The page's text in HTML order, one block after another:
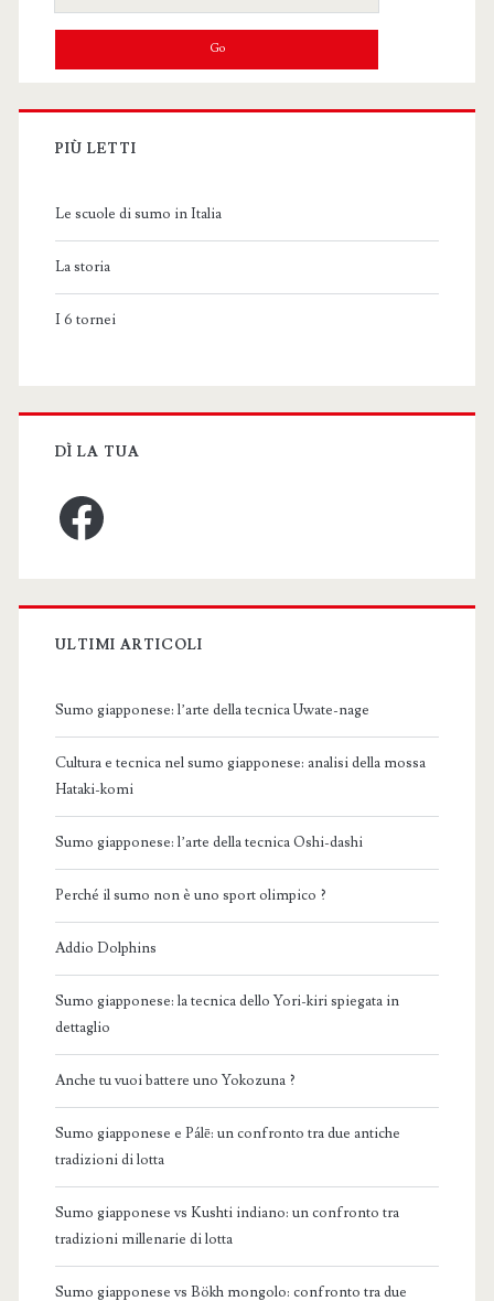
for:
PIÙ LETTI
Le scuole di sumo in Italia
La storia
I 6 tornei
DÌ LA TUA
Facebook
ULTIMI ARTICOLI
Sumo giapponese: l’arte della tecnica Uwate-nage
Cultura e tecnica nel sumo giapponese: analisi della mossa
Hataki-komi
Sumo giapponese: l’arte della tecnica Oshi-dashi
Perché il sumo non è uno sport olimpico ?
Addio Dolphins
Sumo giapponese: la tecnica dello Yori-kiri spiegata in
dettaglio
Anche tu vuoi battere uno Yokozuna ?
Sumo giapponese e Pálē: un confronto tra due antiche
tradizioni di lotta
Sumo giapponese vs Kushti indiano: un confronto tra
tradizioni millenarie di lotta
Sumo giapponese vs Bökh mongolo: confronto tra due